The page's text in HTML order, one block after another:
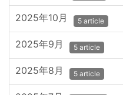
2025年10月 5 article
2025年9月 5 article
2025年8月 5 article